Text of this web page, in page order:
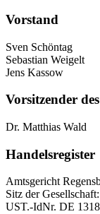
Vorstand
Sven Schöntag
Sebastian Weigelt
Jens Kassow
Vorsitzender
Dr. Matthias Wald
Handelsregister
Amtsgericht
Sitz der
UST.-IdNr. DE